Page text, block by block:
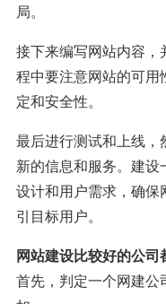
局。
接下来编写网站内容，
程中要注意网站的可
定和安全性。
最后进行测试和上线，
新的信息和服务。建设
设计和用户需求，确保
引目标用户。
网站建设比较好的公司
首先，判定一个网建公